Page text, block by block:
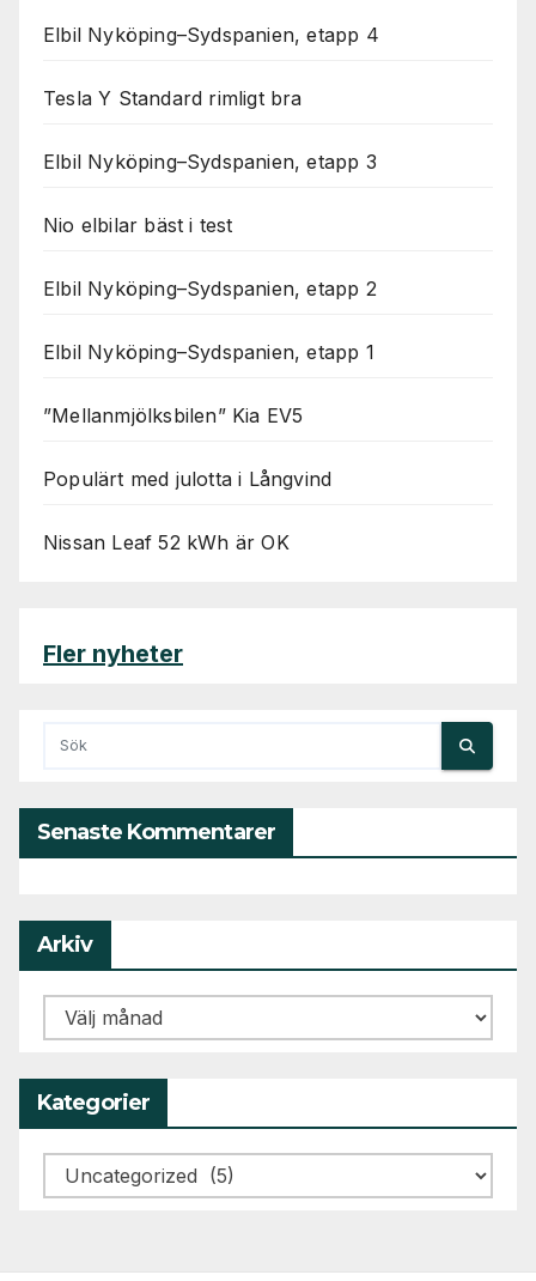
Elbil Nyköping–Sydspanien, etapp 4
Tesla Y Standard rimligt bra
Elbil Nyköping–Sydspanien, etapp 3
Nio elbilar bäst i test
Elbil Nyköping–Sydspanien, etapp 2
Elbil Nyköping–Sydspanien, etapp 1
”Mellanmjölksbilen” Kia EV5
Populärt med julotta i Långvind
Nissan Leaf 52 kWh är OK
Fler nyheter
Senaste Kommentarer
Arkiv
Arkiv
Kategorier
Kategorier